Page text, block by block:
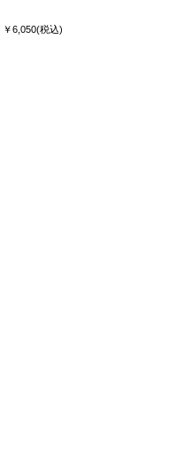
￥6,050(税込)